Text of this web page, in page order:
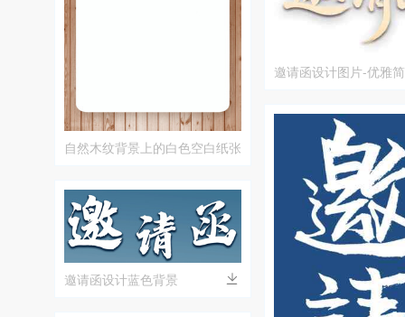
自然木纹背景上的白色空白纸张
邀请函设计蓝色背景
邀请函设计图片-优雅